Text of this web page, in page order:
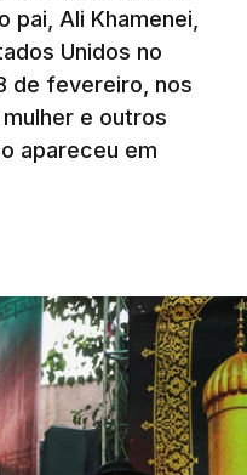
pai, Ali Khamenei,
Unidos no
de fevereiro, nos
e outros
apareceu em